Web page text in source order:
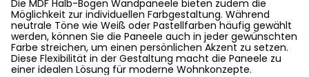
Die MDF Halb-Bogen Wandpaneele bieten zudem die
Möglichkeit zur individuellen Farbgestaltung. Während
neutrale Töne wie Weiß oder Pastellfarben häufig gewählt
werden, können Sie die Paneele auch in jeder gewünschten
Farbe streichen, um einen persönlichen Akzent zu setzen.
Diese Flexibilität in der Gestaltung macht die Paneele zu
einer idealen Lösung für moderne Wohnkonzepte.